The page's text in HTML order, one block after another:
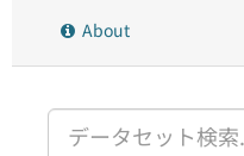
About